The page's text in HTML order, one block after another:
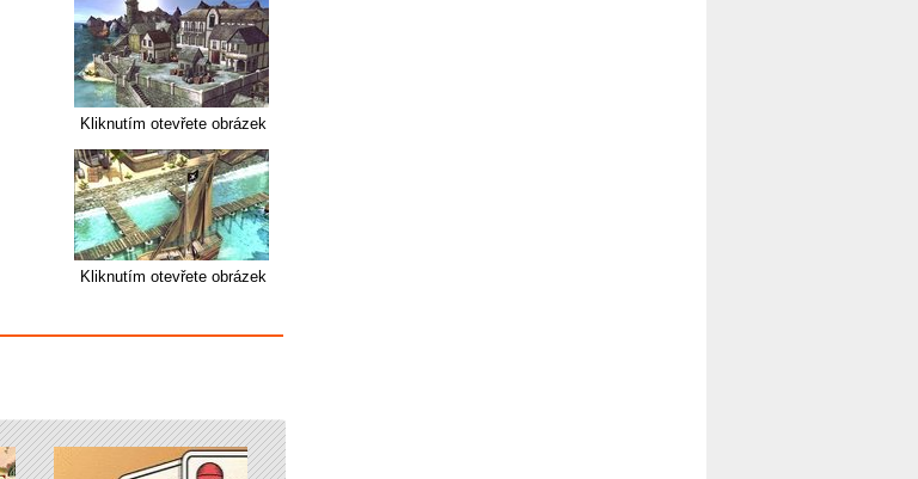
Kliknutím otevřete obrázek
Kliknutím otevřete obrázek